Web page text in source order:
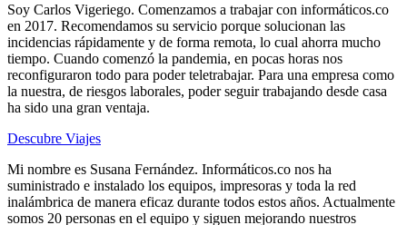
Soy Carlos Vigeriego. Comenzamos a trabajar con informáticos.co
en 2017. Recomendamos su servicio porque solucionan las
incidencias rápidamente y de forma remota, lo cual ahorra mucho
tiempo. Cuando comenzó la pandemia, en pocas horas nos
reconfiguraron todo para poder teletrabajar. Para una empresa como
la nuestra, de riesgos laborales, poder seguir trabajando desde casa
ha sido una gran ventaja.
Descubre Viajes
Mi nombre es Susana Fernández. Informáticos.co nos ha
suministrado e instalado los equipos, impresoras y toda la red
inalámbrica de manera eficaz durante todos estos años. Actualmente
somos 20 personas en el equipo y siguen mejorando nuestros